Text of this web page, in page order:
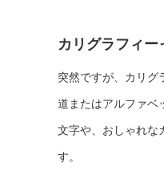
カリグラフィー
突然ですが、カリグ
道またはアルファベ
文字や、おしゃれな
す。